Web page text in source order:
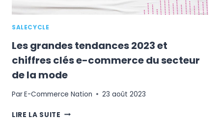
SALECYCLE
Les grandes tendances 2023 et
chiffres clés e-commerce du secteur
de la mode
ParE-Commerce Nation 23 août 2023
LIRE LA SUITE LES